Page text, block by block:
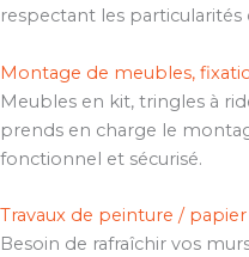
respectant les particularités
Montage de meubles,
Meubles en kit, tringles à
prends en charge le
fonctionnel et sécurisé.
Travaux de peinture /
Besoin de rafraîchir vos